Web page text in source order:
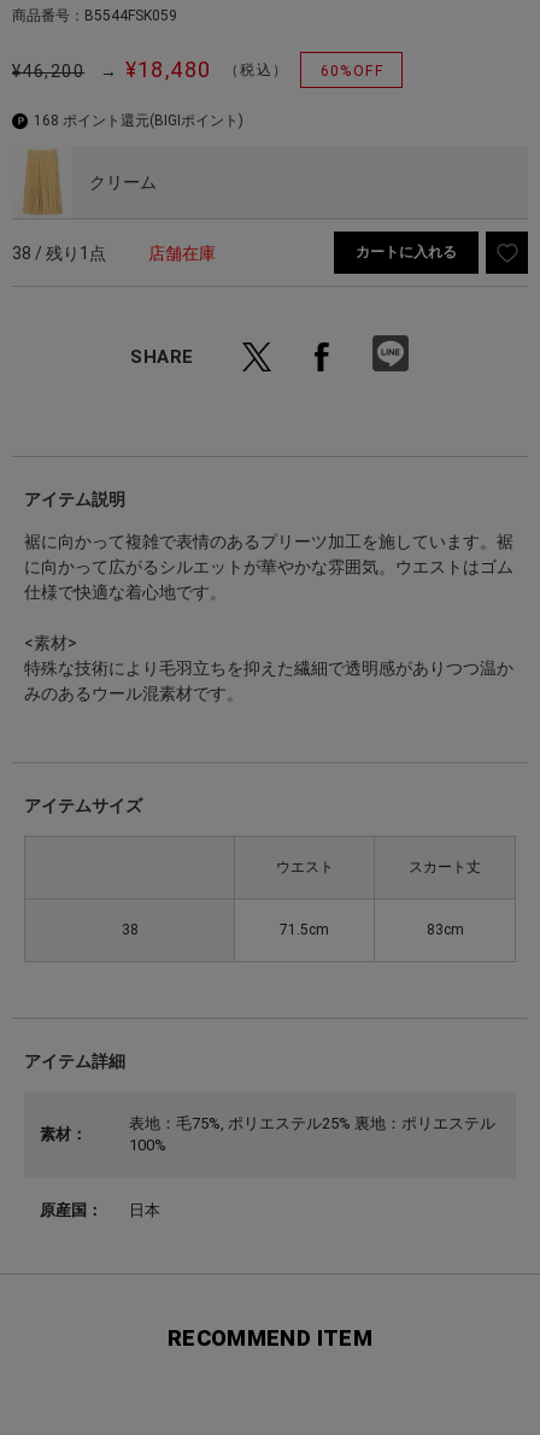
商品番号：B5544FSK059
¥46,200 → ¥18,480 （税込） 60%OFF
168 ポイント還元(BIGIポイント)
クリーム
38 / 残り1点 店舗在庫 カートに入れる
SHARE
アイテム説明
裾に向かって複雑で表情のあるプリーツ加工を施しています。裾
に向かって広がるシルエットが華やかな雰囲気。ウエストはゴム
仕様で快適な着心地です。
<素材>
特殊な技術により毛羽立ちを抑えた繊細で透明感がありつつ温か
みのあるウール混素材です。
アイテムサイズ
ウエスト スカート丈
38 71.5cm 83cm
アイテム詳細
素材：
表地：毛75%, ポリエステル25% 裏地：ポリエステル
100%
原産国： 日本
RECOMMEND ITEM